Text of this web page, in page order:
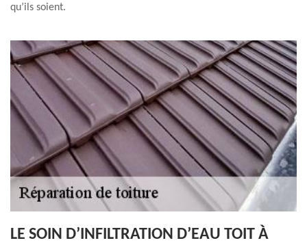
qu’ils soient.
LE SOIN D’INFILTRATION D’EAU TOIT À